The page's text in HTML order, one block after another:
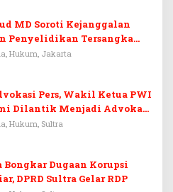
MD Soroti Kejanggalan
Penyelidikan Tersangka
Hukum, Jakarta
Pers, Wakil Ketua PWI
Dilantik Menjadi Advokat
Hukum, Sultra
Bongkar Dugaan Korupsi
DPRD Sultra Gelar RDP